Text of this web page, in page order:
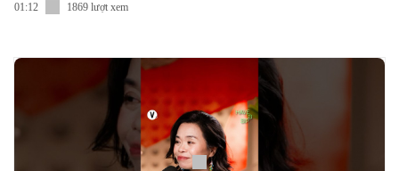
01:12 1869 lượt xem